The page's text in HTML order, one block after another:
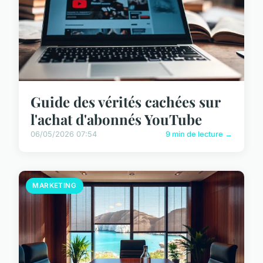
Guide des vérités cachées sur
l'achat d'abonnés YouTube
06/05/2026 07:54 9 min de lecture →
MARKETING